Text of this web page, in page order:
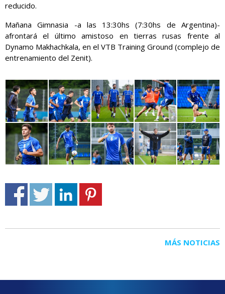
reducido.
Mañana Gimnasia -a las 13:30hs (7:30hs de Argentina)-
afrontará el último amistoso en tierras rusas frente al
Dynamo Makhachkala, en el VTB Training Ground (complejo de
entrenamiento del Zenit).
MÁS NOTICIAS